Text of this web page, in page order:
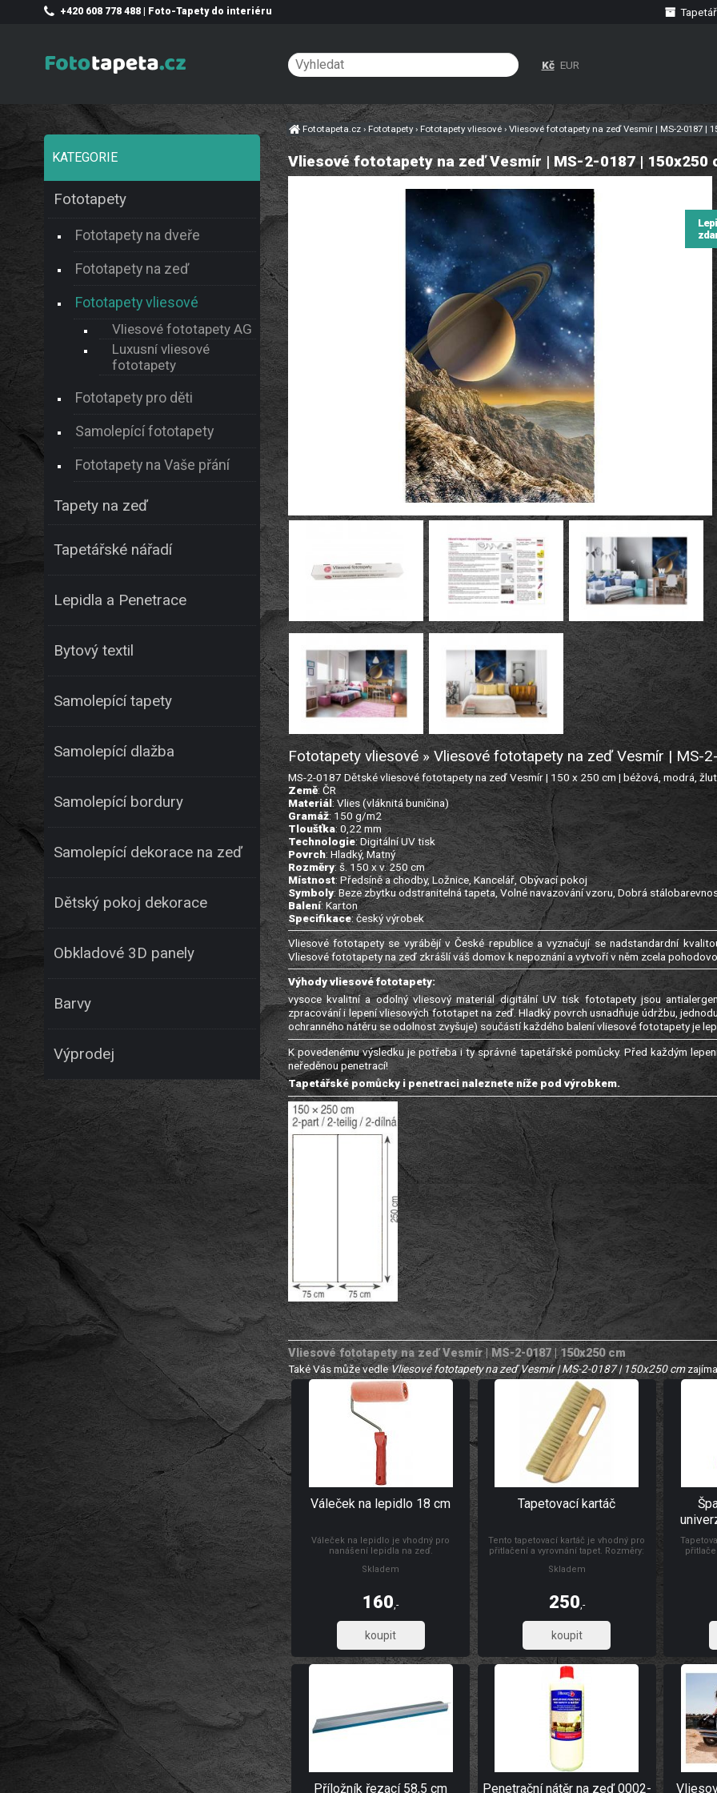
Vliesové fototapety na zeď Vesmír | MS-2-0187 | 150x250
Fototapety vliesové » Vliesové fototapety na zeď Vesmír | MS-
MS-2-0187 Dětské vliesové fototapety na zeď Vesmír | 150 x 250 cm | béžová, modrá,
Země: ČR
Materiál: Vlies (vláknitá buničina)
Gramáž: 150 g/m2
Tloušťka: 0,22 mm
Technologie: Digitální UV tisk
Povrch: Hladký, Matný
Rozměry: š. 150 x v. 250 cm
Místnost: Předsíně a chodby, Ložnice, Kancelář, Obývací pokoj
Symboly: Beze zbytku odstranitelná tapeta, Volné navazování vzoru, Dobrá
Balení: Karton
Specifikace: český výrobek
Vliesové fototapety se vyrábějí v České republice a vyznačují se nadstandardní
Vliesové fototapety na zeď zkrášlí váš domov k nepoznání a vytvoří v něm zcela
Výhody vliesové fototapety:
vysoce kvalitní a odolný vliesový materiál digitální UV tisk fototapety jsou
zpracování i lepení vliesových fototapet na zeď. Hladký povrch usnadňuje údržbu,
ochranného nátěru se odolnost zvyšuje) součástí každého balení vliesové fototapety je
K povedenému výsledku je potřeba i ty správné tapetářské pomůcky. Před každým
neředěnou penetrací!
Tapetářské pomůcky i penetraci naleznete níže pod výrobkem.
Vliesové fototapety na zeď Vesmír | MS-2-0187 | 150x250 cm
Také Vás může vedleVliesové fototapety na zeď Vesmír | MS-2-0187 | 150x250 cm
Váleček na lepidlo 18 cm
Váleček na lepidlo je vhodný pro
nanášení lepidla na zeď.
Skladem
160 ,-
132,23
Tapetovací kartáč
Tento tapetovací kartáč je vhodný pro
přitlačení a vyrovnání tapet. Rozměry:
Skladem
250 ,-
206,61
Příložník řezací 58,5 cm
Penetrační nátěr na zeď 0002-
KATEGORIE
Fototapety
Fototapety na dveře
Fototapety na zeď
Fototapety vliesové
Vliesové fototapety AG
Luxusní vliesové
fototapety
Fototapety pro děti
Samolepící fototapety
Fototapety na Vaše přání
Tapety na zeď
Tapetářské nářadí
Lepidla a Penetrace
Bytový textil
Samolepící tapety
Samolepící dlažba
Samolepící bordury
Samolepící dekorace na zeď
Dětský pokoj dekorace
Obkladové 3D panely
Barvy
Výprodej
Fototapeta.cz› Fototapety› Fototapety vliesové ›Vliesové fototapety na zeď Vesmír | MS-2-0187 |
+420 608 778 488 | Foto-Tapety do interiéru
Kč EUR